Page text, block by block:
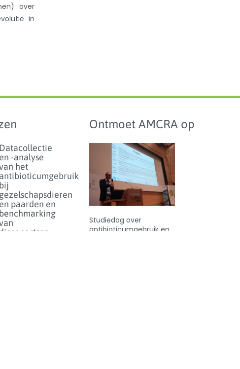
over
in
Datacollectie
en -analyse
het
antibioticumgebruik
bij
gezelschapsdieren
en paarden en
benchmarking
dierenartsen
Ontmoet AMCRA op
Studiedag over
antibioticumgebruik en